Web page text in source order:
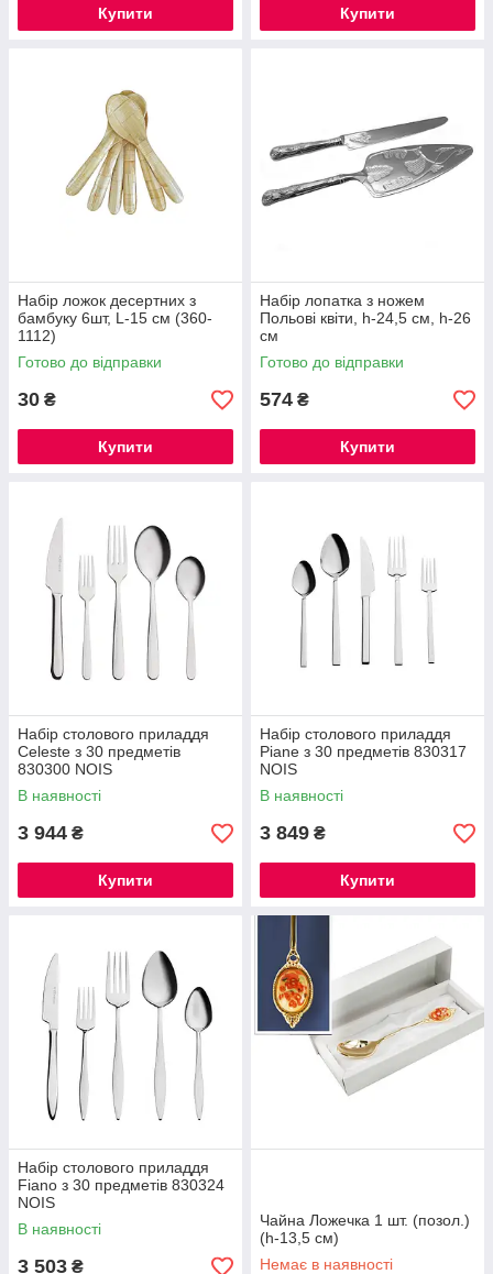
Купити Купити
Набір ложок десертних з
бамбуку 6шт, L-15 см (360-
1112)
Готово до відправки
30 ₴
Купити
Набір лопатка з ножем
Польові квіти, h-24,5 см, h-26
см
Готово до відправки
574 ₴
Купити
Набір столового приладдя
Celeste з 30 предметів
830300 NOIS
В наявності
3 944 ₴
Купити
Набір столового приладдя
Piane з 30 предметів 830317
NOIS
В наявності
3 849 ₴
Купити
Набір столового приладдя
Fiano з 30 предметів 830324
NOIS
В наявності
3 503 ₴
Чайна Ложечка 1 шт. (позол.)
(h-13,5 см)
Немає в наявності